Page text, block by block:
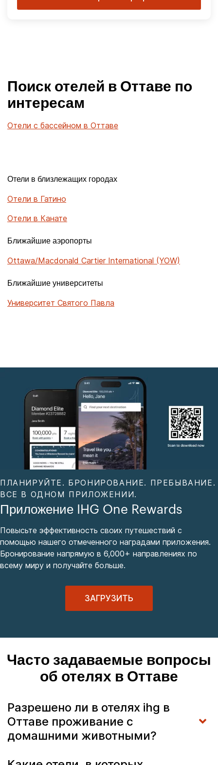
Поиск отелей в Оттаве по
интересам
Отели с бассейном в Оттаве
Отели в близлежащих городах
Отели в Гатино
Отели в Канате
Ближайшие аэропорты
Ottawa/Macdonald Cartier International (YOW)
Ближайшие университеты
Университет Святого Павла
ПЛАНИРУЙТЕ. БРОНИРОВАНИЕ. ПРЕБЫВАНИЕ.
ВСЕ В ОДНОМ ПРИЛОЖЕНИИ.
Приложение IHG One Rewards
Повысьте эффективность своих путешествий с
помощью нашего отмеченного наградами приложения.
Бронирование напрямую в 6,000+ направлениях по
всему миру и получайте больше.
ЗАГРУЗИТЬ
Часто задаваемые вопросы
об отелях в Оттаве
Разрешено ли в отелях ihg в
Оттаве проживание с
домашними животными?